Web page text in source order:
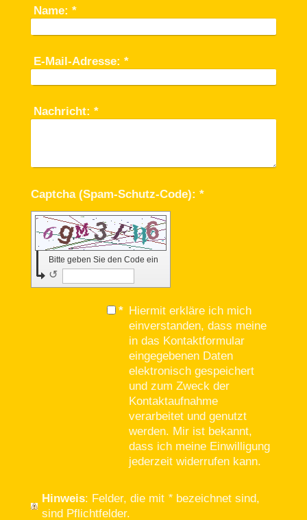
Name: *
E-Mail-Adresse: *
Nachricht: *
Captcha (Spam-Schutz-Code): *
Bitte geben Sie den Code ein
↺
* Hiermit erkläre ich mich
einverstanden, dass meine
in das Kontaktformular
eingegebenen Daten
elektronisch gespeichert
und zum Zweck der
Kontaktaufnahme
verarbeitet und genutzt
werden. Mir ist bekannt,
dass ich meine Einwilligung
jederzeit widerrufen kann.
Hinweis : Felder, die mit * bezeichnet sind,
sind Pflichtfelder.